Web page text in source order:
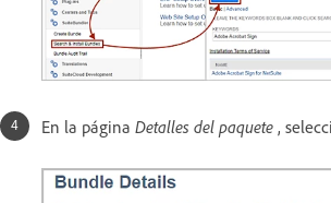
En la página Detalles del paquete ,